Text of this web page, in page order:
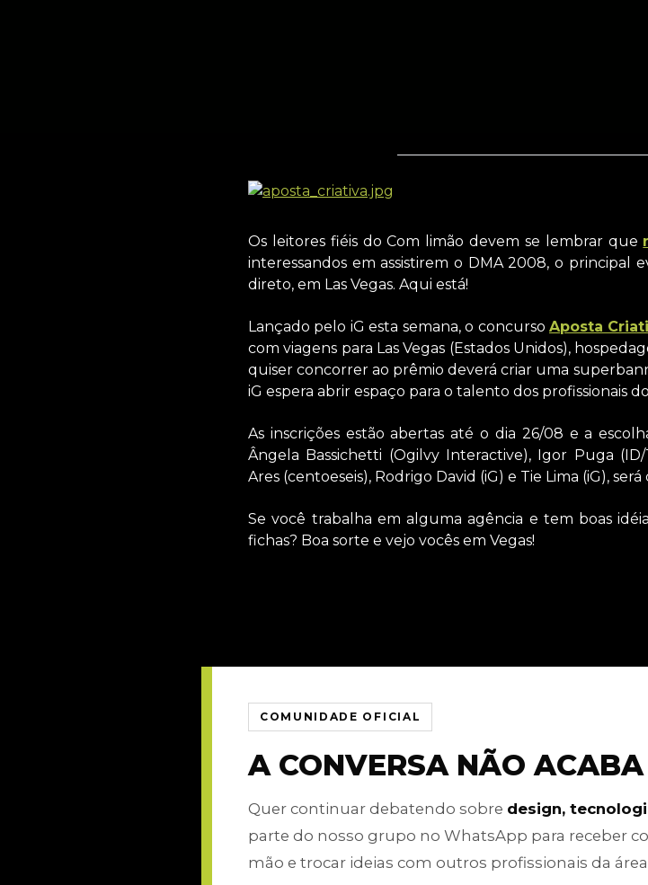
Os leitores fiéis do Com limão devem se lembrar que
interessandos em assistirem o DMA 2008, o
direto, em Las Vegas. Aqui está!
Lançado pelo iG esta semana, o concurso Aposta
com viagens para Las Vegas (Estados Unidos),
quiser concorrer ao prêmio deverá criar uma
iG espera abrir espaço para o talento dos profissionais
As inscrições estão abertas até o dia 26/08 e a
Ângela Bassichetti (Ogilvy Interactive), Igor Puga (ID/
Ares (centoeseis), Rodrigo David (iG) e Tie Lima (iG),
Se você trabalha em alguma agência e tem boas
fichas? Boa sorte e vejo vocês em Vegas!
COMUNIDADE OFICIAL
A CONVERSA NÃO
Quer continuar debatendo sobre design,
parte do nosso grupo no WhatsApp para receber
mão e trocar ideias com outros profissionais da